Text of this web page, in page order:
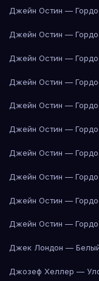
Джейн Остин —
Джейн Остин —
Джейн Остин —
Джейн Остин —
Джейн Остин —
Джейн Остин —
Джейн Остин —
Джейн Остин —
Джейн Остин —
Джейн Остин —
Джек Лондон —
Джозеф Хеллер —